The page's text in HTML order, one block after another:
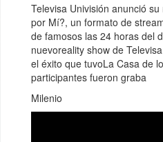
Televisa Univisión anunció
por Mí?, un formato de
de famosos las 24 horas del
nuevoreality show de
el éxito que tuvoLa Casa de
participantes fueron graba
Milenio